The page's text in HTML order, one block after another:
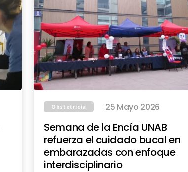
Obstetricia 25 Mayo 2026
Semana de la Encía UNAB
refuerza el cuidado bucal en
embarazadas con enfoque
interdisciplinario